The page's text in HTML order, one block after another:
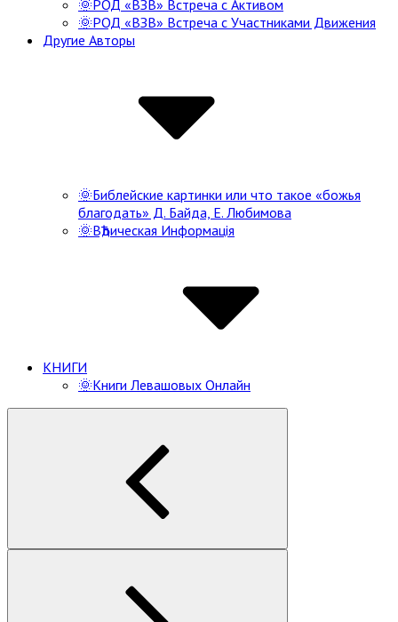
🌞РОД «ВЗВ» Встреча с Активом
🌞РОД «ВЗВ» Встреча с Участниками Движения
Другие Авторы
🌞Библейские картинки или что такое «божья
благодать» Д. Байда, Е. Любимова
🌞ВѢдическая Информацiя
КНИГИ
🌞Книги Левашовых Онлайн